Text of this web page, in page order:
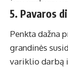
5. Pavaros
Penkta dažna
grandinės
variklio darbą